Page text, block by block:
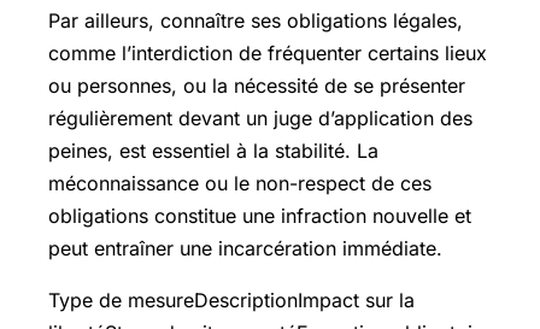
Par ailleurs, connaître ses obligations légales,
comme l’interdiction de fréquenter certains lieux
ou personnes, ou la nécessité de se présenter
régulièrement devant un juge d’application des
peines, est essentiel à la stabilité. La
méconnaissance ou le non-respect de ces
obligations constitue une infraction nouvelle et
peut entraîner une incarcération immédiate.
Type de mesureDescriptionImpact sur la